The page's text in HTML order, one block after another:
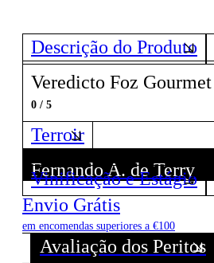
Descrição do Produto
Veredicto Foz Gourmet
0 / 5
Terroir
Fernando A. de Terry
Descubra todos os Vinhos deste Produtor!
Vinificação e Estágio
Envio Grátis
em encomendas superiores a €100
Avaliação dos Peritos